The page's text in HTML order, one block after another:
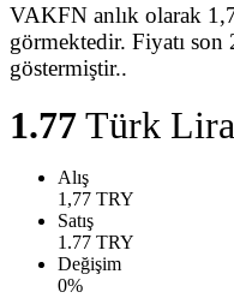
VAKFN anlık olarak
görmektedir. Fiyatı son
göstermiştir..
1.77Türk
Alış
1,77 TRY
Satış
1.77 TRY
Değişim
0%